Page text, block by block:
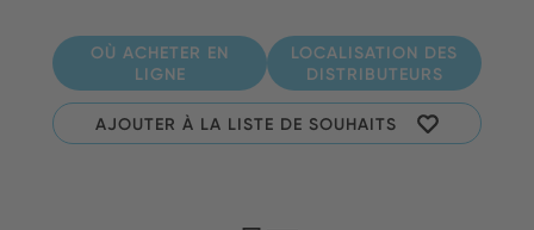
OÙ ACHETER EN
LIGNE
LOCALISATION DES
DISTRIBUTEURS
AJOUTER À LA LISTE DE SOUHAITS